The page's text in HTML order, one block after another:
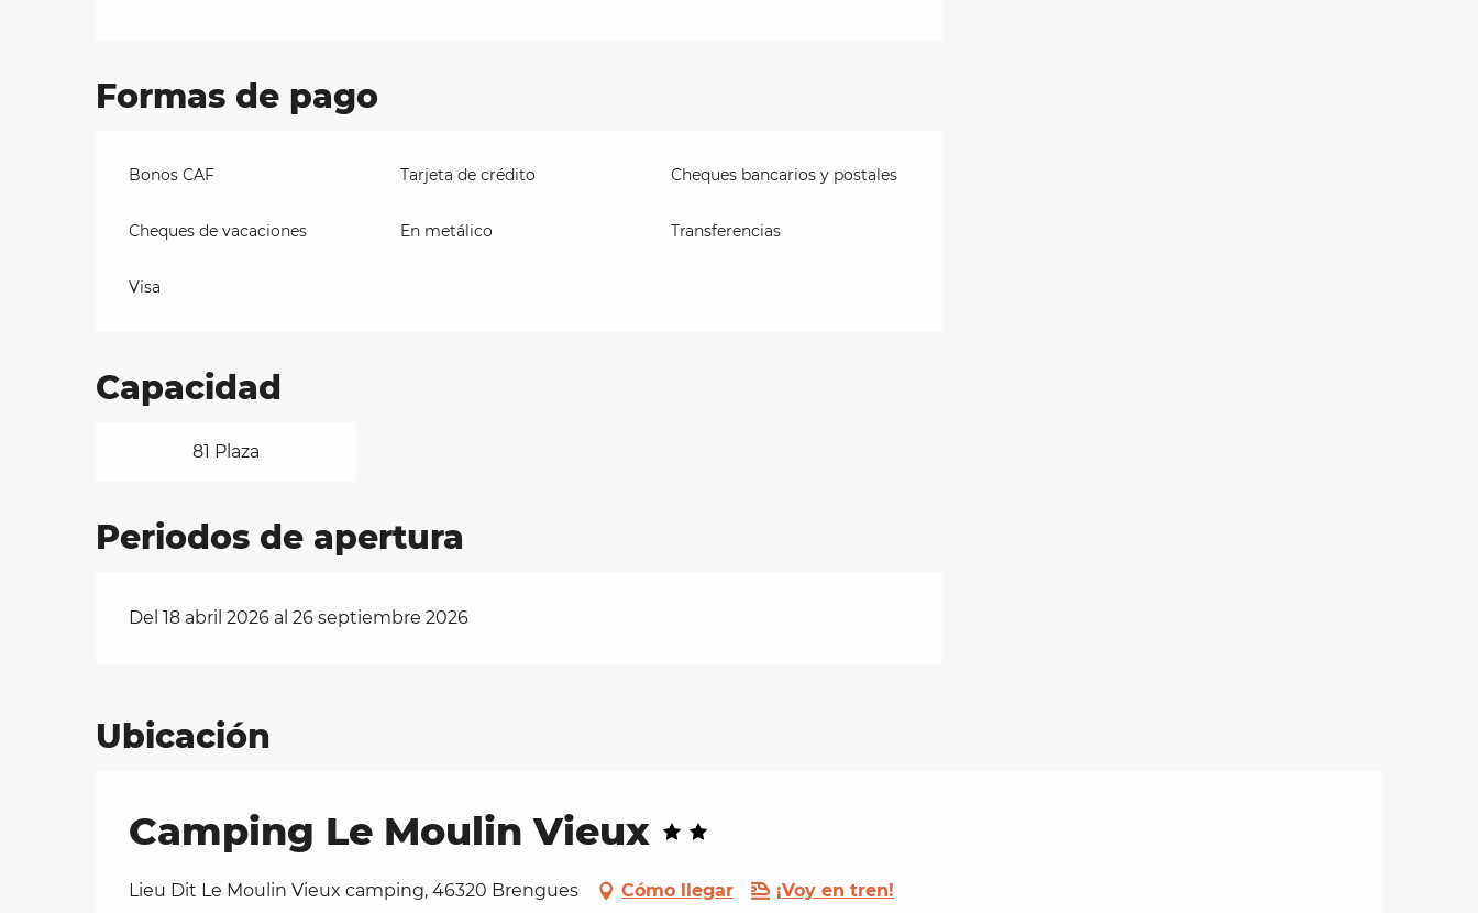
Formas de pago
Bonos CAF Tarjeta de crédito Cheques bancarios y postales
Cheques de vacaciones En metálico Transferencias
Visa
Capacidad
81 Plaza
Periodos de apertura
Del 18 abril 2026 al 26 septiembre 2026
Ubicación
Camping Le Moulin Vieux
Lieu Dit Le Moulin Vieux camping, 46320 Brengues Cómo llegar ¡Voy en tren!